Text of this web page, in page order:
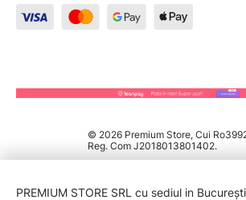
© 2026 Premium Store, Cui
Reg. Com J2018013801402.
PREMIUM STORE SRL cu sediul in